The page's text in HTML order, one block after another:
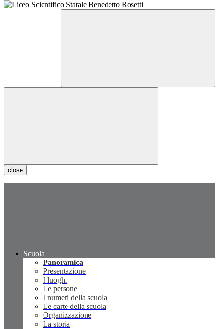
close
Scuola
Panoramica
Presentazione
I luoghi
Le persone
I numeri della scuola
Le carte della scuola
Organizzazione
La storia